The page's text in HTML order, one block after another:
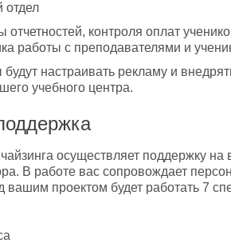
отдел
отчетностей, контроля оплат
работы с преподавателями и
настраивать рекламу и
учебного центра.
осуществляет поддержку
В работе вас сопровождает
вашим проектом будет работать 7